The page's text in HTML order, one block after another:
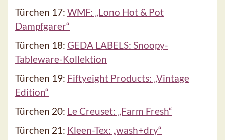
Türchen 17: WMF: „Lono Hot & Pot
Dampfgarer“
Türchen 18: GEDA LABELS: Snoopy-
Tableware-Kollektion
Türchen 19: Fiftyeight Products: „Vintage
Edition“
Türchen 20: Le Creuset: „Farm Fresh“
Türchen 21: Kleen-Tex: „wash+dry“